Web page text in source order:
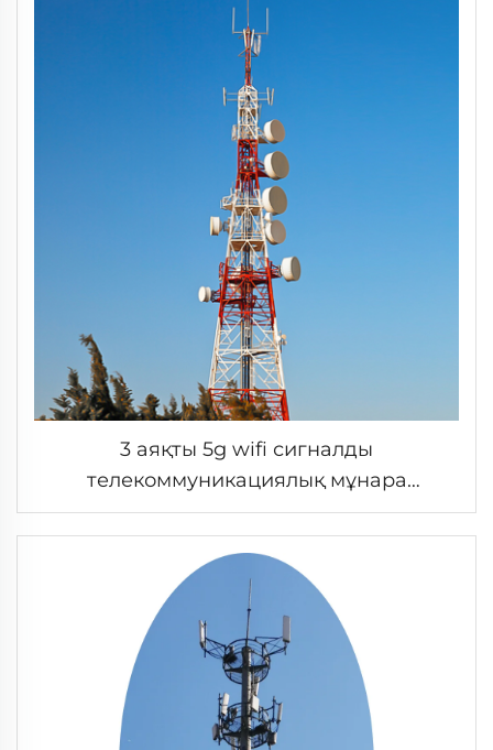
3 аяқты 5g wifi сигналды
телекоммуникациялық мұнара
бұрыштық болат мұнара